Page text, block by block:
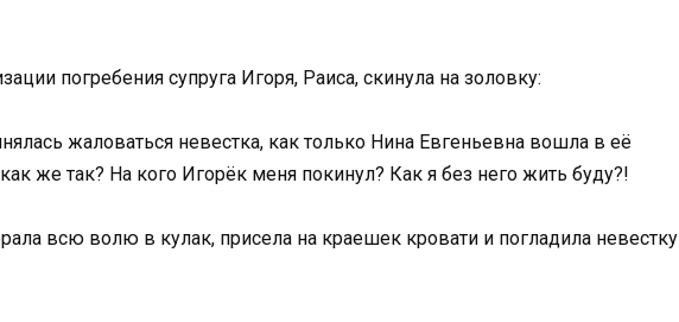
погребения супруга Игоря, Раиса, скинула на золовку:
жаловаться невестка, как только Нина Евгеньевна вошла в её
же так? На кого Игорёк меня покинул? Как я без него жить буду?!
всю волю в кулак, присела на краешек кровати и погладила невестку